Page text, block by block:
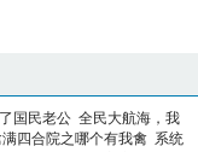
国民老公 全民大航海，我
四合院之哪个有我禽 系统